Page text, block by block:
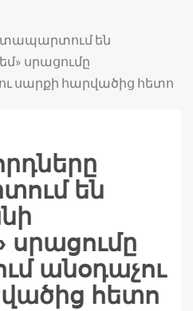
են
սրացումը
սարքի հարվածից հետո
են
սրացումը
անօդաչու
հետո